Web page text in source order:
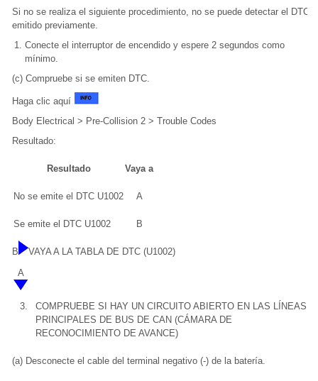
Si no se realiza el siguiente procedimiento, no se puede detectar el DTC
emitido previamente.
Conecte el interruptor de encendido y espere 2 segundos como
mínimo.
(c) Compruebe si se emiten DTC.
Haga clic aquí
Body Electrical > Pre-Collision 2 > Trouble Codes
Resultado:
Resultado Vaya a
No se emite el DTC U1002 A
Se emite el DTC U1002 B
B
VAYA A LA TABLA DE DTC (U1002)
A
3.
COMPRUEBE SI HAY UN CIRCUITO ABIERTO EN LAS LÍNEAS
PRINCIPALES DE BUS DE CAN (CÁMARA DE
RECONOCIMIENTO DE AVANCE)
(a) Desconecte el cable del terminal negativo (-) de la batería.